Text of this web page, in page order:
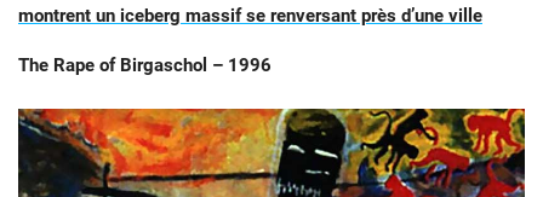
montrent un iceberg massif se renversant près d’une ville
The Rape of Birgaschol – 1996